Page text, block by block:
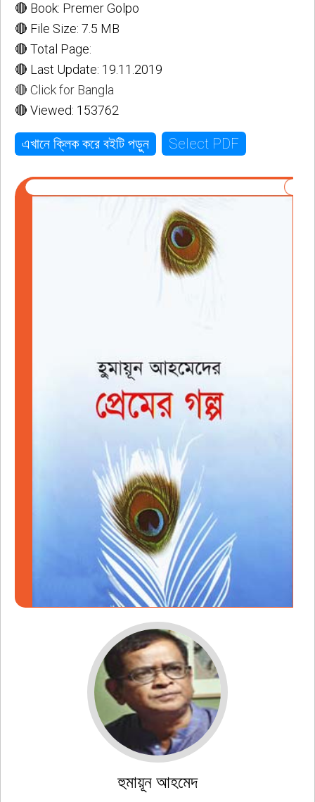
🔴 Book: Premer Golpo
🔴 File Size: 7.5 MB
🔴 Total Page:
🔴 Last Update: 19.11.2019
🔴 Click for Bangla
🔴 Viewed: 153762
এখানে ক্লিক করে বইটি পড়ুন Select PDF
হুমায়ূন আহমেদ